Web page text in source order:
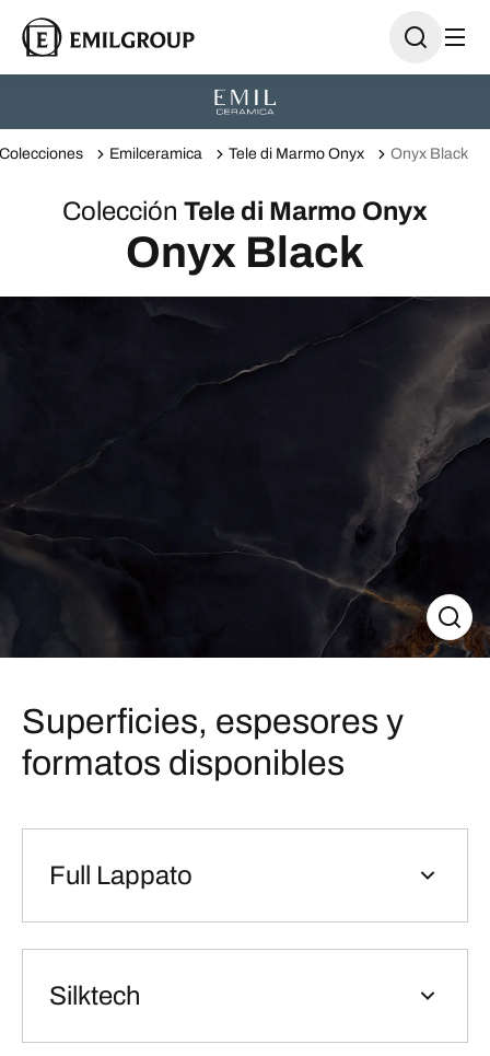
Colecciones Emilceramica Tele di Marmo Onyx Onyx Black
Colección Tele di Marmo Onyx
Onyx Black
Superficies, espesores y
formatos disponibles
Full Lappato
Silktech